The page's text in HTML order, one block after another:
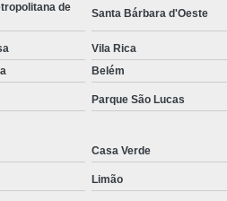
de
Santa Bárbara d'Oeste
Vila Rica
Belém
Parque São Lucas
Casa Verde
Limão